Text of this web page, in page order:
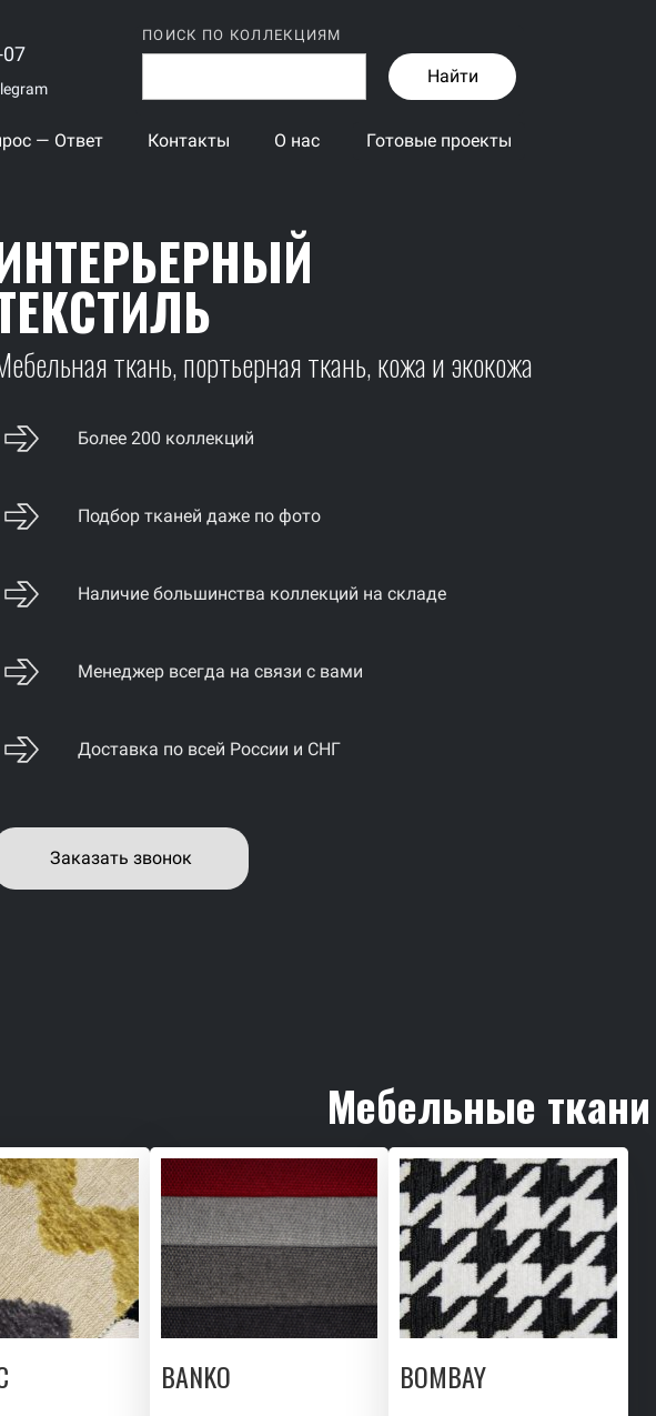
ПОИСК ПО КОЛЛЕКЦИЯМ
Найти
— Ответ Контакты О нас Готовые проекты
ткань, портьерная ткань, кожа и экокожа
Более 200 коллекций
Подбор тканей даже по фото
Наличие большинства коллекций на складе
Менеджер всегда на связи с вами
Доставка по всей России и СНГ
Заказать звонок
Мебельные ткани
BANKO BOMBAY